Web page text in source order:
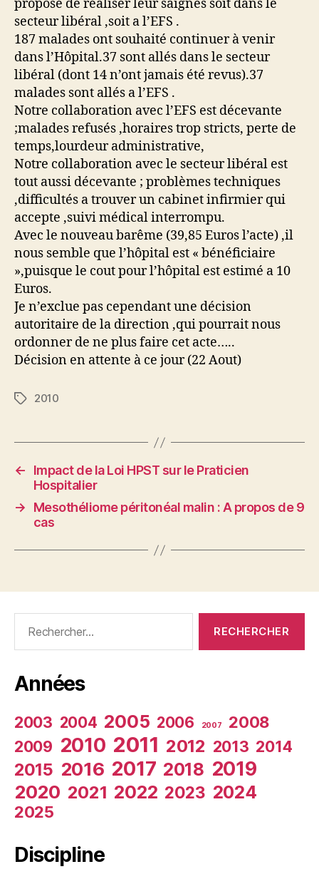
proposé de réaliser leur saignes soit dans le
secteur libéral ,soit a l’EFS .
187 malades ont souhaité continuer à venir
dans l’Hôpital.37 sont allés dans le secteur
libéral (dont 14 n’ont jamais été revus).37
malades sont allés a l’EFS .
Notre collaboration avec l’EFS est décevante
;malades refusés ,horaires trop stricts, perte de
temps,lourdeur administrative,
Notre collaboration avec le secteur libéral est
tout aussi décevante ; problèmes techniques
,difficultés a trouver un cabinet infirmier qui
accepte ,suivi médical interrompu.
Avec le nouveau barême (39,85 Euros l’acte) ,il
nous semble que l’hôpital est « bénéficiaire
»,puisque le cout pour l’hôpital est estimé a 10
Euros.
Je n’exclue pas cependant une décision
autoritaire de la direction ,qui pourrait nous
ordonner de ne plus faire cet acte…..
Décision en attente à ce jour (22 Aout)
Étiquettes
2010
←
Impact de la Loi HPST sur le Praticien
Hospitalier
→
Mesothéliome péritonéal malin : A propos de 9
cas
Années
2003 2004 2005 2006 2007
2008
2009 2010 2011 2012 2013 2014
2015 2016 2017 2018 2019
2020 2021 2022 2023 2024
2025
Discipline